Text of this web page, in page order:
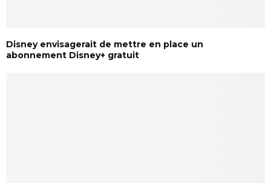
Disney envisagerait de mettre en place un
abonnement Disney+ gratuit